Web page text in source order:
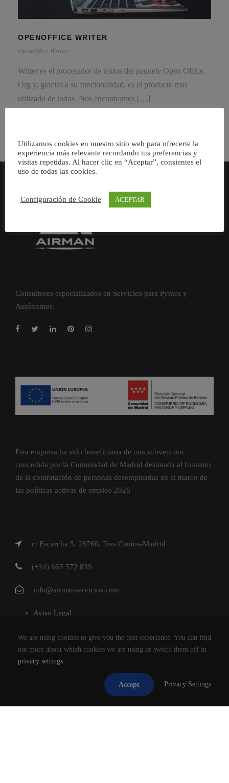
OPENOFFICE WRITER
OpenOffice Writer
Writer es el procesador de textos del paquete Open Office.
Org y, gracias a su funcionalidad, es el producto mas
utilizado de todos. Nos encontramos […]
Consultores especializados en Servicios para Pymes y
Autónomos.
Esta empresa ha sido beneficiaria de una subvención
concedida por la Comunidad de Madrid destinada al fomento
de la contratación de personas desempleadas en el marco de
las políticas activas de empleo 2026
c/ Escarcha 5, 28760, Tres Cantos-Madrid
(+34) 665 572 839
info@airmanservicios.com
Aviso Legal
Política de Cookies
AIRMAN SERVICIOS DE RESTAURACION S.L.
TODOS LOS DERECHOS RESERVADOS.
Utilizamos cookies en nuestro sitio web para ofrecerte la
experiencia más relevante recordando tus preferencias y
visitas repetidas. Al hacer clic en “Aceptar”, consientes el
uso de todas las cookies.
Configuración de Cookie ACEPTAR
We are using cookies to give you the best experience. You can find
out more about which cookies we are using or switch them off in
privacy settings.
Accept Privacy Settings